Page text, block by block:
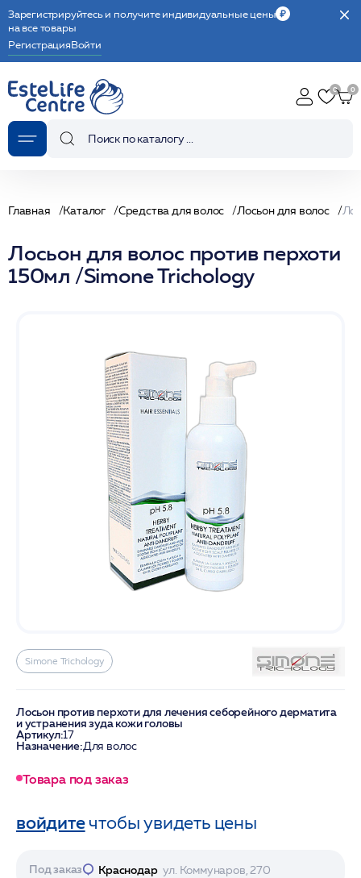
Зарегистрируйтесь и получите индивидуальные цены
на все товары
РегистрацияВойти
Главная Каталог Средства для волос Лосьон для волос
Лосьон для волос против перхоти
150мл /Simone Trichology
Simone Trichology
Лосьон против перхоти для лечения себорейного дерматита
и устранения зуда кожи головы
Артикул:17
Назначение:Для волос
Товара под заказ
войдитечтобы увидеть цены
Под заказ Краснодар ул. Коммунаров, 270